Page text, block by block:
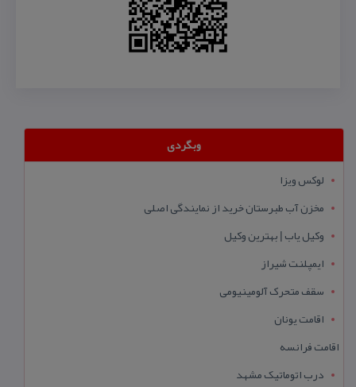
وبگردی
لوکس ویزا
مخزن آب طبرستان خرید از نمایندگی اصلی
وکیل یاب | بهترین وکیل
ایمپلنت شیراز
سقف متحرک آلومینیومی
اقامت یونان
اقامت فرانسه
درب اتوماتیک مشهد